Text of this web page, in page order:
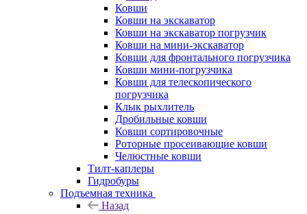
Ковши
Ковши на экскаватор
Ковши на экскаватор погрузчик
Ковши на мини-экскаватор
Ковши для фронтального погрузчика
Ковши мини-погрузчика
Ковши для телескопического
погрузчика
Клык рыхлитель
Дробильные ковши
Ковши сортировочные
Роторные просеивающие ковши
Челюстные ковши
Тилт-каплеры
Гидробуры
Подъемная техника
Назад